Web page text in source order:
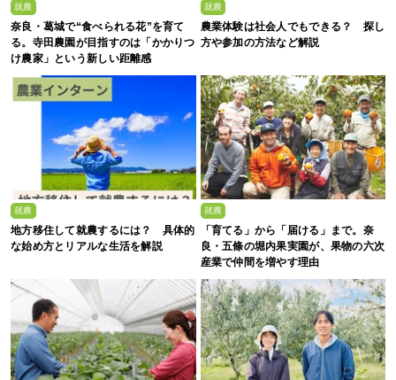
就農
奈良・葛城で“食べられる花”を育て
る。寺田農園が目指すのは「かかりつ
け農家」という新しい距離感
就農
農業体験は社会人でもできる？ 探し
方や参加の方法など解説
就農
地方移住して就農するには？ 具体的
な始め方とリアルな生活を解説
就農
「育てる」から「届ける」まで。奈
良・五條の堀内果実園が、果物の六次
産業で仲間を増やす理由